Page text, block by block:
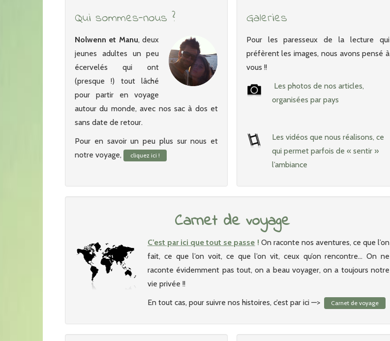
Qui sommes-nous ?
Nolwenn et Manu, deux
jeunes adultes un peu
écervelés qui ont
(presque !) tout lâché
pour partir en voyage
autour du monde, avec nos sac à dos et
sans date de retour.
Pour en savoir un peu plus sur nous et
notre voyage,
cliquez ici !
Galeries
Pour les paresseux de la lecture qui
préfèrent les images, nous avons pensé à
vous !!
Les photos de nos articles,
organisées par pays
Les vidéos que nous réalisons, ce
qui permet parfois de « sentir »
l’ambiance
Carnet de voyage
C’est par ici que tout se passe ! On raconte nos aventures, ce que l’on
fait, ce que l’on voit, ce que l’on vit, ceux qu’on rencontre… On ne
raconte évidemment pas tout, on a beau voyager, on a toujours notre
vie privée !!
En tout cas, pour suivre nos histoires, c’est par ici —>
Carnet de voyage